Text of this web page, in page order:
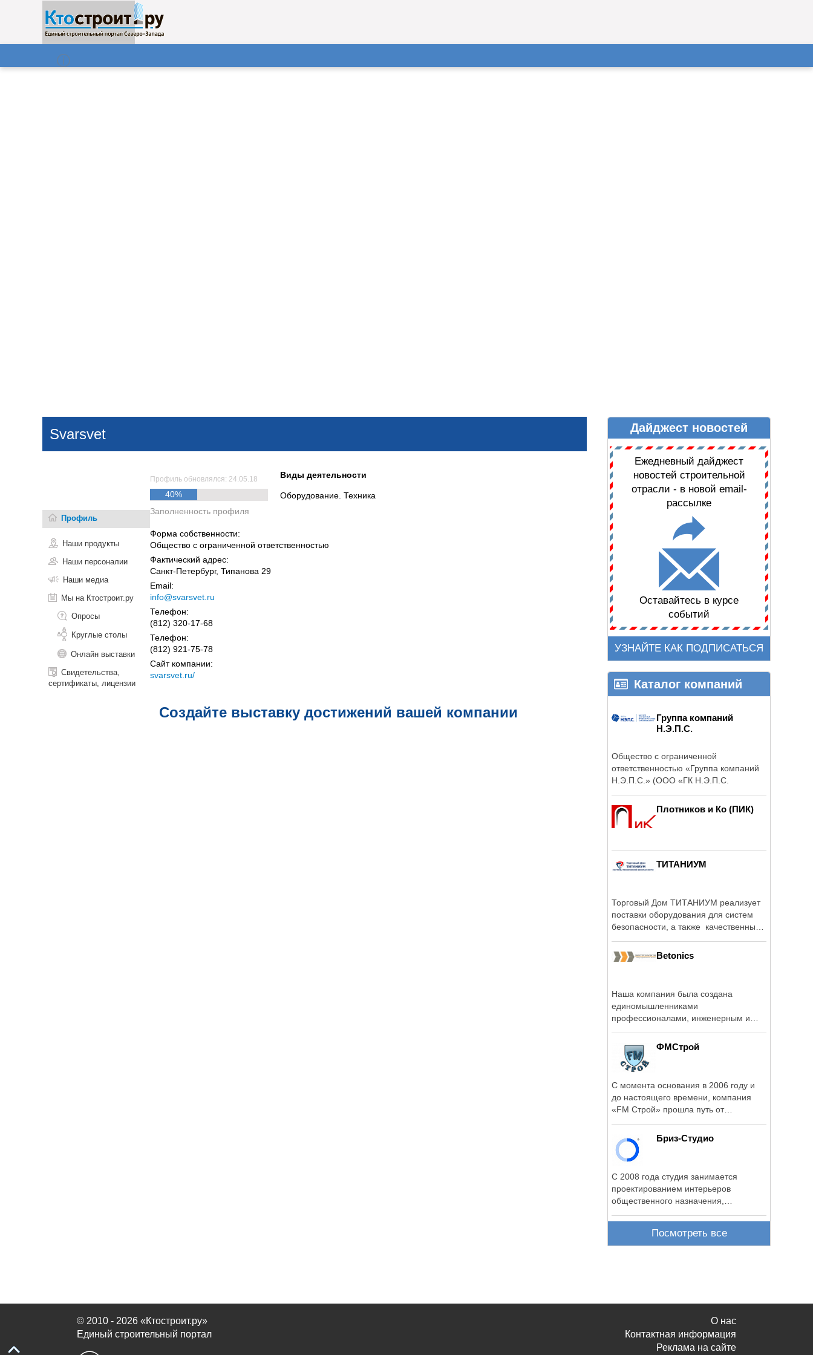
Поиск
ДАЙДЖЕСТ НОВОСТЕЙ
Svarsvet
Профиль
Наши продукты
Наши персоналии
Наши медиа
Мы на Ктостроит.ру
Опросы
Круглые столы
Онлайн выставки
Свидетельства,
сертификаты, лицензии
Профиль обновлялся: 24.05.18
40%
Заполненность профиля
Виды деятельности
Оборудование. Техника
Форма собственности:
Общество с ограниченной ответственностью
Фактический адрес:
Санкт-Петербург, Типанова 29
Email:
info@svarsvet.ru
Телефон:
(812) 320-17-68
Телефон:
(812) 921-75-78
Сайт компании:
svarsvet.ru/
Создайте выставку достижений вашей компании
Дайджест новостей
Ежедневный дайджест
новостей строительной
отрасли - в новой email-
рассылке
Оставайтесь в курсе
событий
УЗНАЙТЕ КАК ПОДПИСАТЬСЯ
Каталог компаний
Группа компаний
Н.Э.П.С.
Общество с ограниченной
ответственностью «Группа компаний
Н.Э.П.С.» (ООО «ГК Н.Э.П.С.
Плотников и Ко (ПИК)
ТИТАНИУМ
Торговый Дом ТИТАНИУМ реализует
поставки оборудования для систем
безопасности, а также качественным
Betonics
Наша компания была создана
единомышленниками
профессионалами, инженерным и
ФМСтрой
С момента основания в 2006 году и
до настоящего времени, компания
«FM Строй» прошла путь от
Бриз-Студио
С 2008 года студия занимается
проектированием интерьеров
общественного назначения,
Посмотреть все
© 2010 - 2026 «Ктостроит.ру»
Единый строительный портал
О нас
Контактная информация
Реклама на сайте